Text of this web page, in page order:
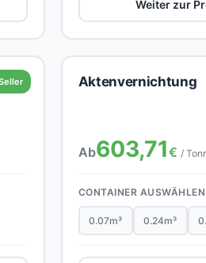
Weiter zur
Aktenvernichtung
Ab603,71€ /
CONTAINER AUSWÄHLEN
0.07m³ 0.24m³